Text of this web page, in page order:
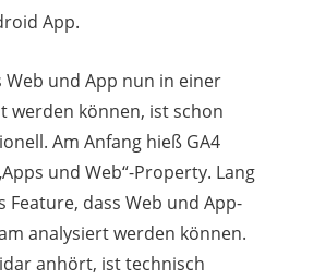
App.
Web und App nun in einer
werden können, ist schon
Am Anfang hieß GA4
und Web“-Property. Lang
Feature, dass Web und App-
analysiert werden können.
anhört, ist technisch